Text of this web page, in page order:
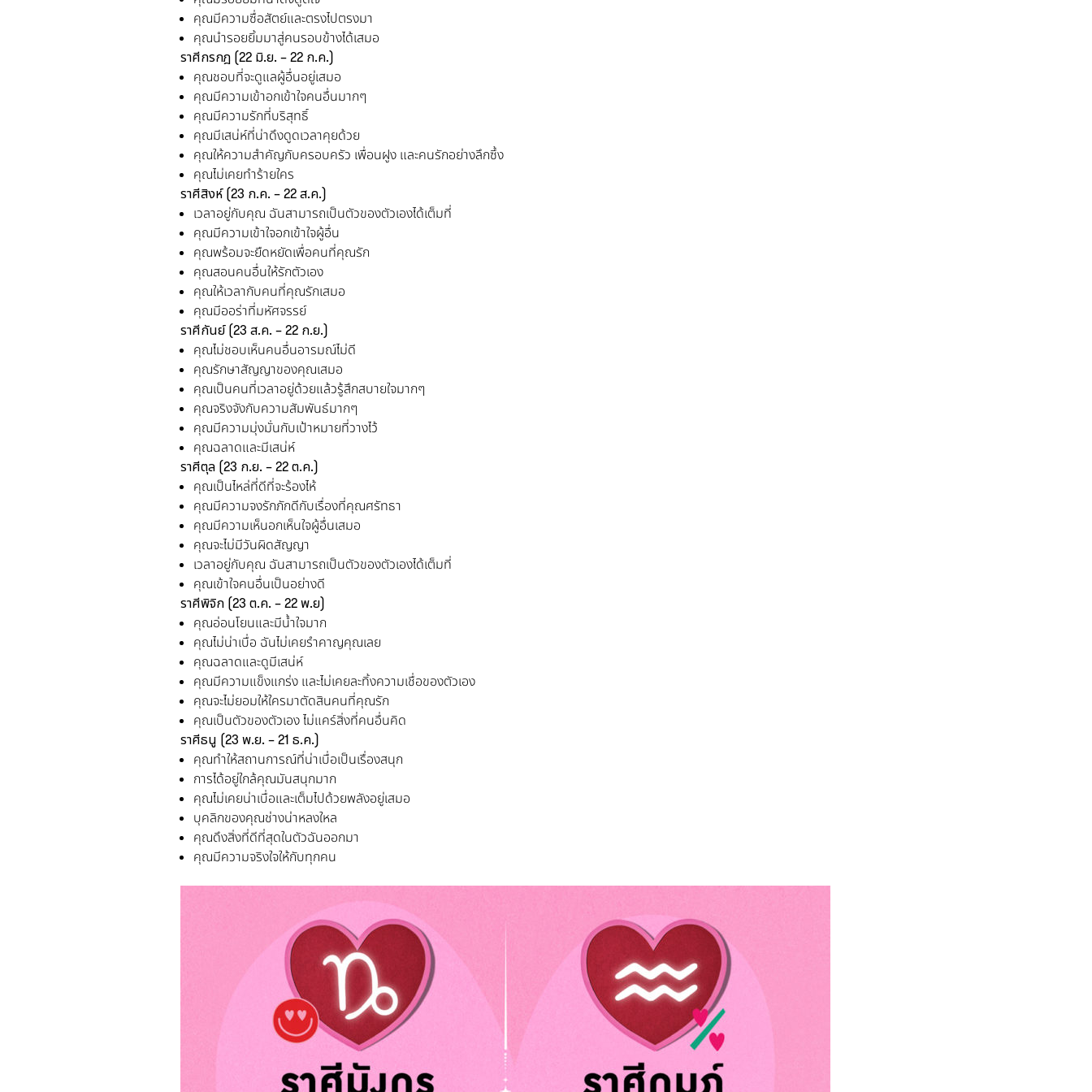
คุณมีความซื่อสัตย์และตรงไปตรงมา
คุณนำรอยยิ้มมาสู่คนรอบข้างได้เสมอ
ราศีกรกฎ (22 มิ.ย. – 22 ก.ค.)
คุณชอบที่จะดูแลผู้อื่นอยู่เสมอ
คุณมีความเข้าอกเข้าใจคนอื่นมากๆ
คุณมีความรักที่บริสุทธิ์
คุณมีเสน่ห์ที่น่าดึงดูดเวลาคุยด้วย
คุณให้ความสำคัญกับครอบครัว เพื่อนฝูง และคนรักอย่างลึกซึ้ง
คุณไม่เคยทำร้ายใคร
ราศีสิงห์ (23 ก.ค. – 22 ส.ค.)
เวลาอยู่กับคุณ ฉันสามารถเป็นตัวของตัวเองได้เต็มที่
คุณมีความเข้าใจอกเข้าใจผู้อื่น
คุณพร้อมจะยืดหยัดเพื่อคนที่คุณรัก
คุณสอนคนอื่นให้รักตัวเอง
คุณให้เวลากับคนที่คุณรักเสมอ
คุณมีออร่าที่มหัศจรรย์
ราศีกันย์(23 ส.ค. – 22 ก.ย.)
คุณไม่ชอบเห็นคนอื่นอารมณ์ไม่ดี
คุณรักษาสัญญาของคุณเสมอ
คุณเป็นคนที่เวลาอยู่ด้วยแล้วรู้สึกสบายใจมากๆ
คุณจริงจังกับความสัมพันธ์มากๆ
คุณมีความมุ่งมั่นกับเป้าหมายที่วางไว้
คุณฉลาดและมีเสน่ห์
ราศีตุล (23 ก.ย. – 22 ต.ค.)
คุณเป็นไหล่ที่ดีที่จะร้องไห้
คุณมีความจงรักภักดีกับเรื่องที่คุณศรัทธา
คุณมีความเห็นอกเห็นใจผู้อื่นเสมอ
คุณจะไม่มีวันผิดสัญญา
เวลาอยู่กับคุณ ฉันสามารถเป็นตัวของตัวเองได้เต็มที่
คุณเข้าใจคนอื่นเป็นอย่างดี
ราศีพิจิก (23 ต.ค. – 22 พ.ย)
คุณอ่อนโยนและมีน้ำใจมาก
คุณไม่น่าเบื่อ ฉันไม่เคยรำคาญคุณเลย
คุณฉลาดและดูมีเสน่ห์
คุณมีความแข็งแกร่ง และไม่เคยละทิ้งความเชื่อของตัวเอง
คุณจะไม่ยอมให้ใครมาตัดสินคนที่คุณรัก
คุณเป็นตัวของตัวเอง ไม่แคร์สิ่งที่คนอื่นคิด
ราศีธนู (23 พ.ย. – 21 ธ.ค.)
คุณทำให้สถานการณ์ที่น่าเบื่อเป็นเรื่องสนุก
การได้อยู่ใกล้คุณมันสนุกมาก
คุณไม่เคยน่าเบื่อและเต็มไปด้วยพลังอยู่เสมอ
บุคลิกของคุณช่างน่าหลงใหล
คุณดึงสิ่งที่ดีที่สุดในตัวฉันออกมา
คุณมีความจริงใจให้กับทุกคน